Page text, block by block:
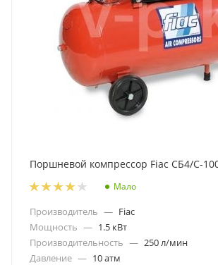
Поршневой компрессор Fiac СБ4/С-
Мало
Производитель — Fiac
Мощность — 1.5 кВт
Производительность — 250 л/мин
Давление — 10 атм